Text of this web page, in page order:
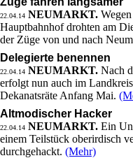
22.04.14 NEUMARKT.
Hauptbahnhof drohten am
der Züge von und nach
Delegierte benennen
22.04.14 NEUMARKT. Nach
erfolgt nun auch im
Dekanatsräte Anfang Mai.
Altmodischer Hacker
22.04.14 NEUMARKT. Ein
einem Teilstück oberirdisch
durchgehackt. (Mehr)